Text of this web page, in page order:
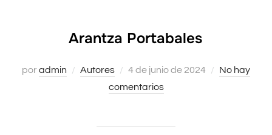
Arantza Portabales
poradmin Autores
Publicado
el
4 de junio de 2024
No hay
comentarios